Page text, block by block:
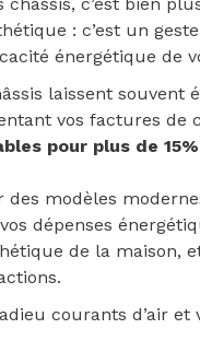
: c’est un
énergétique de
laissent souvent
vos factures de
pour plus de
des modèles
dépenses
de la maison,
courants d’air et